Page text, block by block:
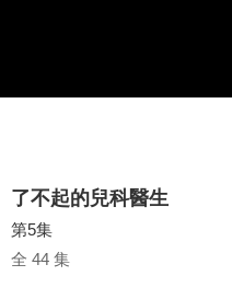
了不起的兒科醫生
第5集
全 44 集